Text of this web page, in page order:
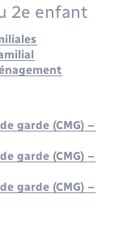
2e enfant
garde (CMG) –
garde (CMG) –
garde (CMG) –